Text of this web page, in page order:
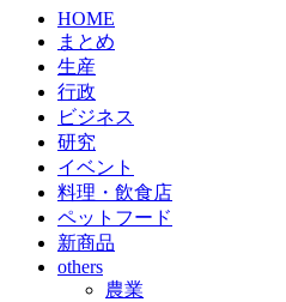
HOME
まとめ
生産
行政
ビジネス
研究
イベント
料理・飲食店
ペットフード
新商品
others
農業